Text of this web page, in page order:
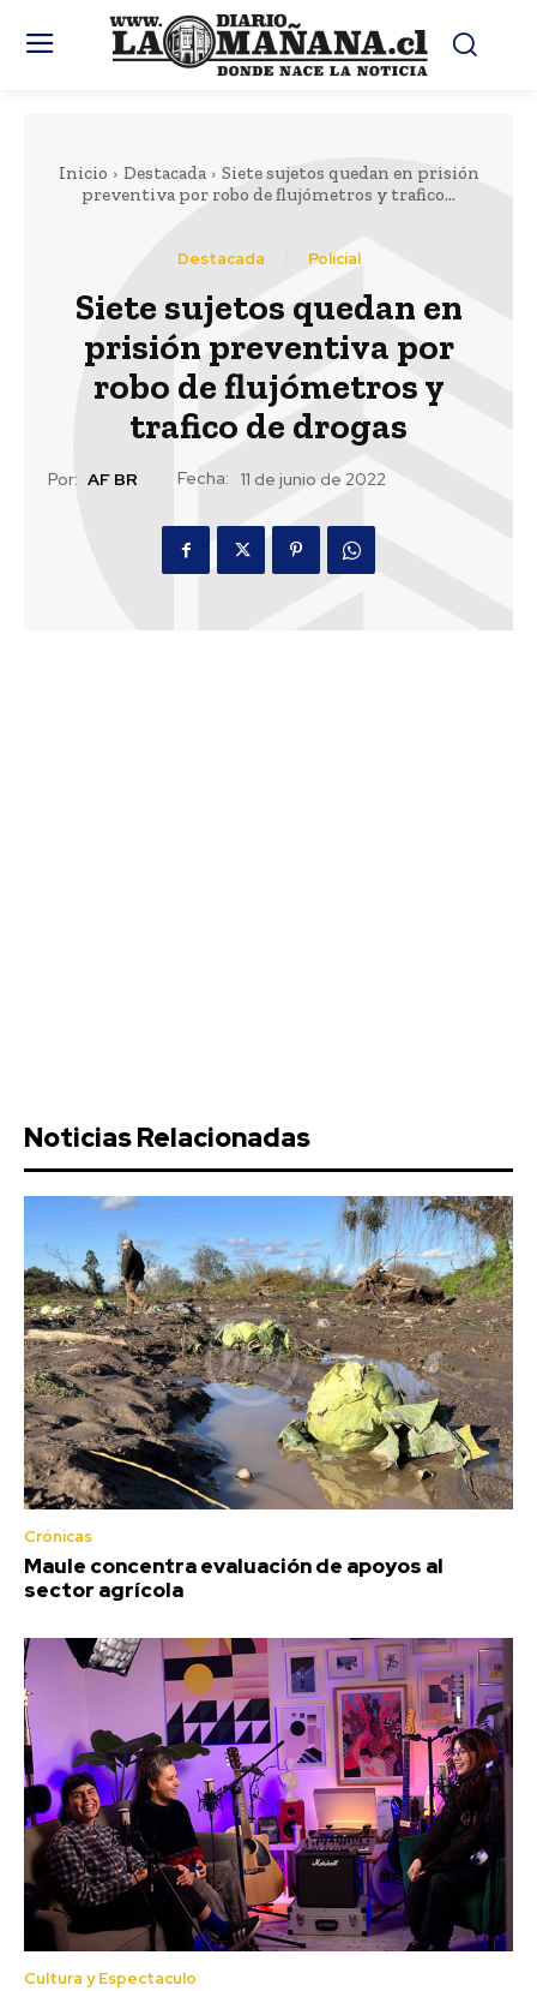
Inicio Destacada
Siete sujetos quedan en prisión
preventiva por robo de flujómetros y trafico...
Destacada Policial
Siete sujetos quedan en
prisión preventiva por
robo de flujómetros y
trafico de drogas
Por: AF BR Fecha: 11 de junio de 2022
Noticias Relacionadas
Crónicas
Maule concentra evaluación de apoyos al
sector agrícola
Cultura y Espectaculo